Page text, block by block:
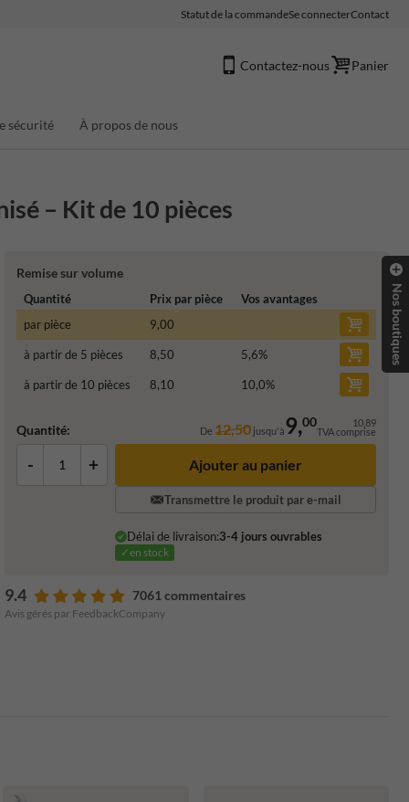
Statut de la commandeSe connecterContact
Contactez-nous Panier
sécurité À propos de nous
– Kit de 10 pièces
Remise sur volume
Quantité Prix par pièce
Vos avantages
par pièce
9,00
à partir de 5 pièces 8,50 5,6%
à partir de 10 pièces 8,10 10,0%
Quantité: De12,50 jusqu'à9,00 10,89
TVA comprise
- + Ajouter au panier
Transmettre le produit par e-mail
Délai de livraison:3-4 jours ouvrables
✓en stock
9.4 7061 commentaires
Avis gérés par FeedbackCompany
Nos boutiques